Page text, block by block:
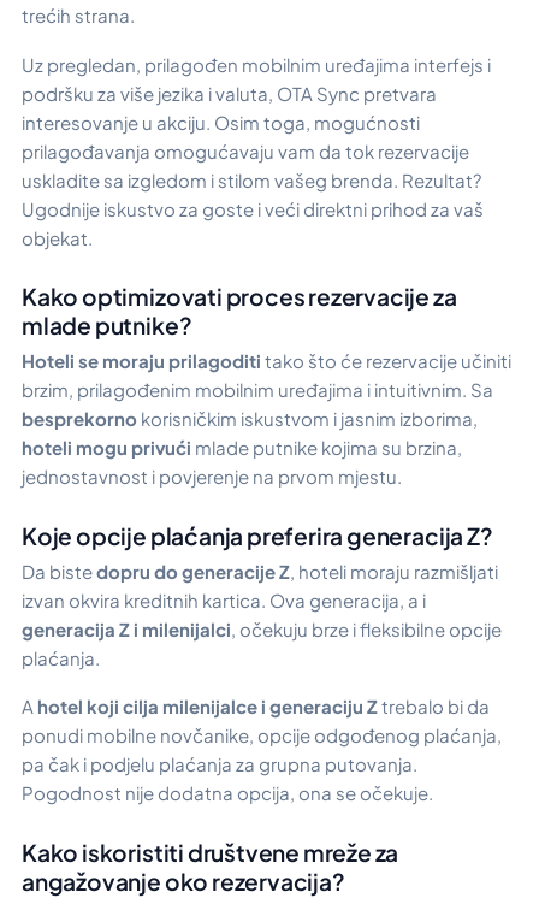
trećih strana.
Uz pregledan, prilagođen mobilnim uređajima interfejs i
podršku za više jezika i valuta, OTA Sync pretvara
interesovanje u akciju. Osim toga, mogućnosti
prilagođavanja omogućavaju vam da tok rezervacije
uskladite sa izgledom i stilom vašeg brenda. Rezultat?
Ugodnije iskustvo za goste i veći direktni prihod za vaš
objekat.
Kako optimizovati proces rezervacije za
mlade putnike?
Hoteli se moraju prilagoditi tako što će rezervacije učiniti
brzim, prilagođenim mobilnim uređajima i intuitivnim. Sa
besprekorno korisničkim iskustvom i jasnim izborima,
hoteli mogu privući mlade putnike kojima su brzina,
jednostavnost i povjerenje na prvom mjestu.
Koje opcije plaćanja preferira generacija Z?
Da bistedopru do generacije Z, hoteli moraju razmišljati
izvan okvira kreditnih kartica. Ova generacija, a i
generacija Z i milenijalci, očekuju brze i fleksibilne opcije
plaćanja.
A hotel koji cilja milenijalce i generaciju Ztrebalo bi da
ponudi mobilne novčanike, opcije odgođenog plaćanja,
pa čak i podjelu plaćanja za grupna putovanja.
Pogodnost nije dodatna opcija, ona se očekuje.
Kako iskoristiti društvene mreže za
angažovanje oko rezervacija?